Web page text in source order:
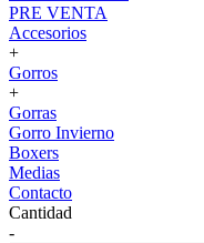
PRE VENTA
Accesorios
+
Gorros
+
Gorras
Gorro Invierno
Boxers
Medias
Contacto
Cantidad
-